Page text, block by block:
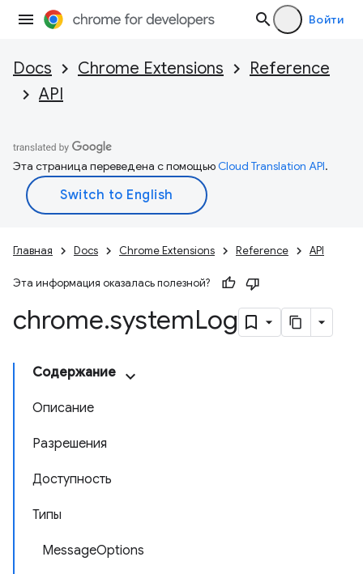
Войти
Docs Chrome Extensions
Reference
API
Эта страница переведена с помощьюCloud Translation API.
Главная Docs Chrome Extensions Reference API
Эта информация оказалась полезной?
chrome.systemLog
Содержание
Описание
Разрешения
Доступность
Типы
MessageOptions